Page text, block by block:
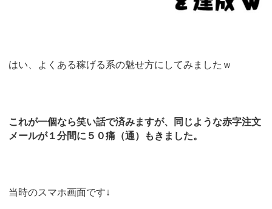
はい、よくある稼げる系の魅せ方にしてみましたｗ
これが一個なら笑い話で済みますが、同じような赤字注文
メールが１分間に５０痛（通）もきました。
当時のスマホ画面です↓